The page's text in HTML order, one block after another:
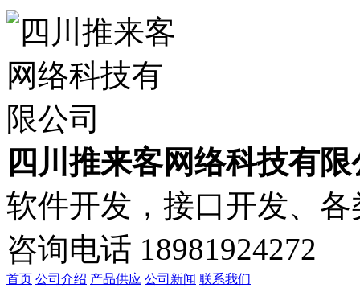
四川推来客网络科技有限
软件开发，接口开发、
咨询电话 18981924272
首页 公司介绍 产品供应 公司新闻 联系我们